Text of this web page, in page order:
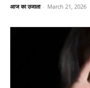
आज का उजाला - March 21, 2026